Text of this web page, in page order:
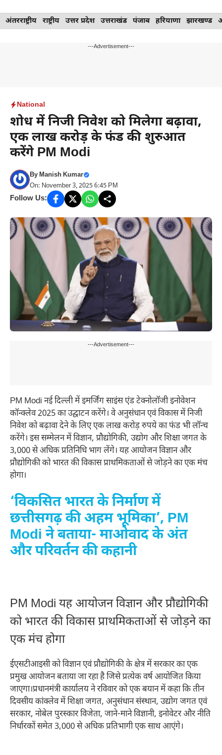
Skip
to
अंतरराष्ट्रीय राष्ट्रीय उत्तर प्रदेश उत्तराखंड पंजाब हरियाणा झारखण्ड
---Advertisement---
National
शोध में निजी निवेश को मिलेगा बढ़ावा,
एक लाख करोड़ के फंड की शुरुआत
करेंगे PM Modi
ByManish Kumar
On: November 3, 2025 6:45 PM
Follow Us:
---Advertisement---
PM Modi नई दिल्ली में इमर्जिंग साइंस एंड टेक्नोलॉजी इनोवेशन
कॉन्क्लेव 2025 का उद्घाटन करेंगे। वे अनुसंधान एवं विकास में निजी
निवेश को बढ़ावा देने के लिए एक लाख करोड़ रुपये का फंड भी लॉन्च
करेंगे। इस सम्मेलन में विज्ञान, प्रौद्योगिकी, उद्योग और शिक्षा जगत के
3,000 से अधिक प्रतिनिधि भाग लेंगे। यह आयोजन विज्ञान और
प्रौद्योगिकी को भारत की विकास प्राथमिकताओं से जोड़ने का एक मंच
होगा।
‘विकसित भारत के निर्माण में
छत्तीसगढ़ की अहम भूमिका’, PM
Modi ने बताया- माओवाद के अंत
और परिवर्तन की कहानी
PM Modi यह आयोजन विज्ञान और प्रौद्योगिकी
को भारत की विकास प्राथमिकताओं से जोड़ने का
एक मंच होगा
ईएसटीआइसी को विज्ञान एवं प्रौद्योगिकी के क्षेत्र में सरकार का एक
प्रमुख आयोजन बताया जा रहा है जिसे प्रत्येक वर्ष आयोजित किया
जाएगा।प्रधानमंत्री कार्यालय ने रविवार को एक बयान में कहा कि तीन
दिवसीय कांक्लेव में शिक्षा जगत, अनुसंधान संस्थान, उद्योग जगत एवं
सरकार, नोबेल पुरस्कार विजेता, जाने-माने विज्ञानी, इनोवेटर और नीति
निर्धारकों समेत 3,000 से अधिक प्रतिभागी एक साथ आएंगे।